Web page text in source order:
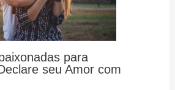
para
seu Amor com